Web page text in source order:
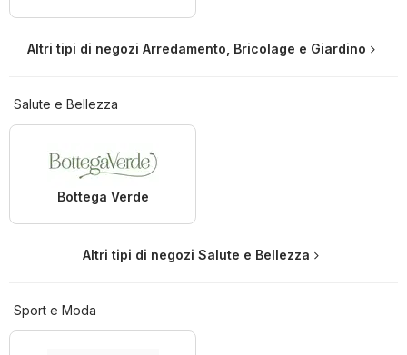
Altri tipi di negozi Arredamento, Bricolage e Giardino
Salute e Bellezza
Bottega Verde
Altri tipi di negozi Salute e Bellezza
Sport e Moda